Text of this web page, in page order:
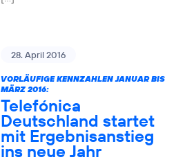
28. April 2016
VORLÄUFIGE KENNZAHLEN JANUAR BIS
MÄRZ 2016:
Telefónica
Deutschland startet
mit Ergebnisanstieg
ins neue Jahr